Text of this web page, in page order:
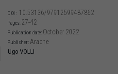
DOI: 10.53136/97912599487862
Pages: 27-42
Publication date: October 2022
Publisher: Aracne
Ugo VOLLI